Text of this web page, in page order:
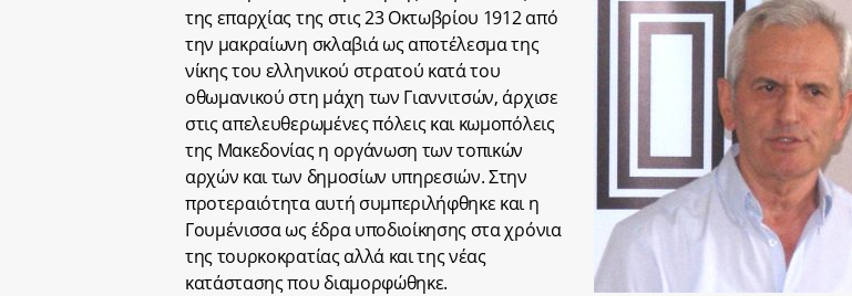
της επαρχίας της στις 23 Οκτωβρίου 1912 από
την μακραίωνη σκλαβιά ως αποτέλεσμα της
νίκης του ελληνικού στρατού κατά του
οθωμανικού στη μάχη των Γιαννιτσών, άρχισε
στις απελευθερωμένες πόλεις και κωμοπόλεις
της Μακεδονίας η οργάνωση των τοπικών
αρχών και των δημοσίων υπηρεσιών. Στην
προτεραιότητα αυτή συμπεριλήφθηκε και η
Γουμένισσα ως έδρα υποδιοίκησης στα χρόνια
της τουρκοκρατίας αλλά και της νέας
κατάστασης που διαμορφώθηκε.